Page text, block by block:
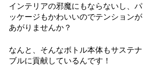
インテリアの邪魔にもならないし、パ
ッケージもかわいいのでテンションが
あがりませんか？
なんと、そんなボトル本体もサステナ
ブルに貢献しているんです！